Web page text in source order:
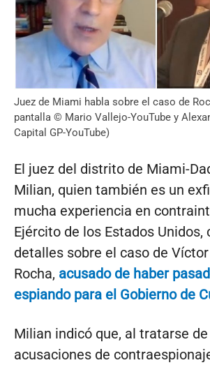
Juez de Miami habla sobre el caso de
pantalla © Mario Vallejo-YouTube y
Capital GP-YouTube)
El juez del distrito de Miami-
Milian, quien también es un
mucha experiencia en
Ejército de los Estados Unidos,
detalles sobre el caso de
Rocha, acusado de haber
espiando para el Gobierno de
Milian indicó que, al tratarse
acusaciones de